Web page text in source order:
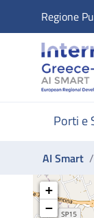
Regione
Porti e
AI Smart
RicercaModel
+
−